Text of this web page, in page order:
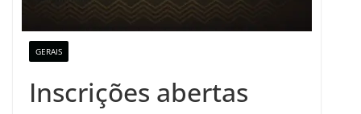
GERAIS
Inscrições abertas